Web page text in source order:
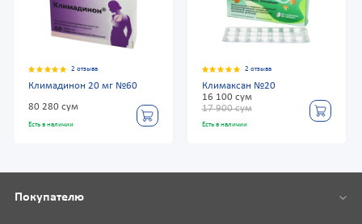
2 отзыва
Климадинон 20 мг №60
80 280 сум
Есть в наличии
2 отзыва
Климаксан №20
16 100 сум
17 900 сум
Есть в наличии
Покупателю